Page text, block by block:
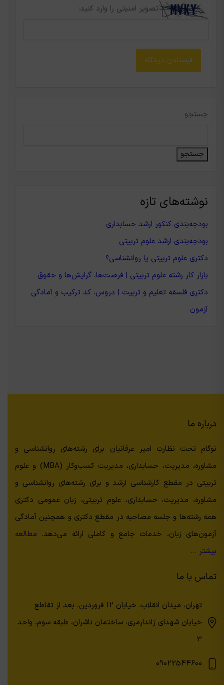
تصویر امنیتی را وارد کنید:
جستجو
جستجو
نوشته‌های تازه
بودجه‌بندی کنکور ارشد حسابداری
بودجه‌بندی ارشد علوم تربیتی
دکتری علوم تربیتی یا روانشناسی؟
بازار کار رشته علوم تربیتی | فرصت‌ها، گرایش‌ها و حقوق
دکتری فلسفه تعلیم و تربیت | دروس، کد ترکیب و آمادگی
آزمون
درباره ما
نوگام تحت نظارت امیر عرفانیان برای رشته‌های روانشناسی و
مشاوره، مدیریت، حسابداری، مدیریت کسب‌وکار (MBA) و علوم
تربیتی در مقطع کارشناسی ارشد و برای رشته‌های روانشناسی و
مشاوره، مدیریت، حسابداری، علوم تربیتی، زبان عمومی دکتری
همه رشته‌ها و جلسه مصاحبه در مقطع دکتری و همچنین آمادگی
آزمون‌های زبان، خدمات جامع و کاملی ارائه می‌دهد. مطالعه
بیشتر …
تماس با ما
تهران، میدان انقلاب، خیابان 12 فروردین، بعد از تقاطع
خیابان شهدای ژاندارمری، ساختمان ناشران، طبقه سوم، واحد
3
09022544600